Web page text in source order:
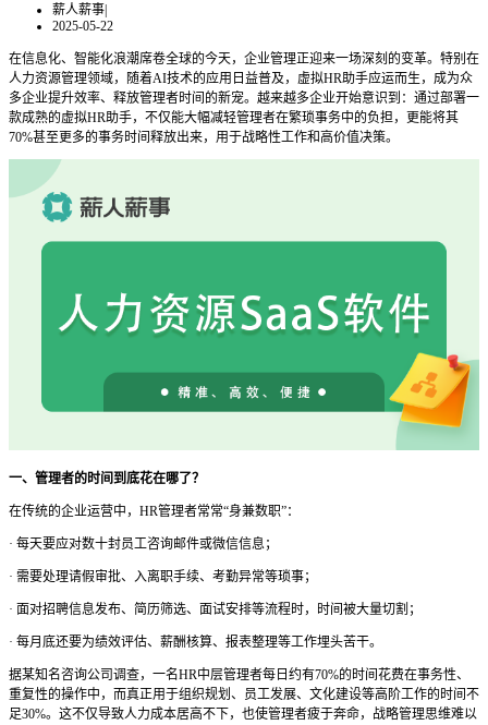
薪人薪事|
2025-05-22
在信息化、智能化浪潮席卷全球的今天，企业管理正迎来一场深刻的变革。特别在
人力资源管理领域，随着AI技术的应用日益普及，虚拟HR助手应运而生，成为众
多企业提升效率、释放管理者时间的新宠。越来越多企业开始意识到：通过部署一
款成熟的虚拟HR助手，不仅能大幅减轻管理者在繁琐事务中的负担，更能将其
70%甚至更多的事务时间释放出来，用于战略性工作和高价值决策。
一、管理者的时间到底花在哪了？
在传统的企业运营中， HR管理者常常“身兼数职”：
· 每天要应对数十封员工咨询邮件或微信信息；
· 需要处理请假审批、入离职手续、考勤异常等琐事；
· 面对招聘信息发布、简历筛选、面试安排等流程时，时间被大量切割；
· 每月底还要为绩效评估、薪酬核算、报表整理等工作埋头苦干。
据某知名咨询公司调查，一名HR中层管理者每日约有70%的时间花费在事务性、
重复性的操作中，而真正用于组织规划、员工发展、文化建设等高阶工作的时间不
足30%。这不仅导致人力成本居高不下，也使管理者疲于奔命，战略管理思维难以